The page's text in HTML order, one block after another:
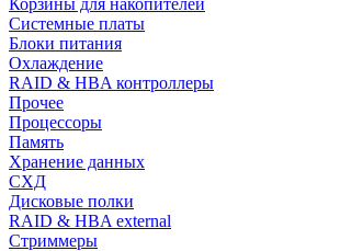
Корзины для накопителей
Системные платы
Блоки питания
Охлаждение
RAID & HBA контроллеры
Прочее
Процессоры
Память
Хранение данных
СХД
Дисковые полки
RAID & HBA external
Стриммеры